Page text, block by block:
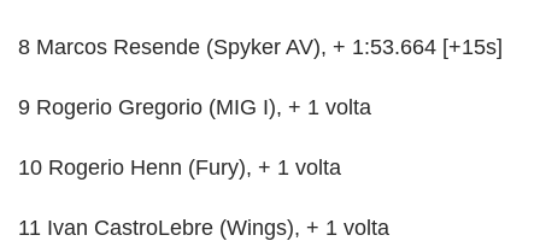
8 Marcos Resende (Spyker AV), + 1:53.664 [+15s]
9 Rogerio Gregorio (MIG I), + 1 volta
10 Rogerio Henn (Fury), + 1 volta
11 Ivan CastroLebre (Wings), + 1 volta